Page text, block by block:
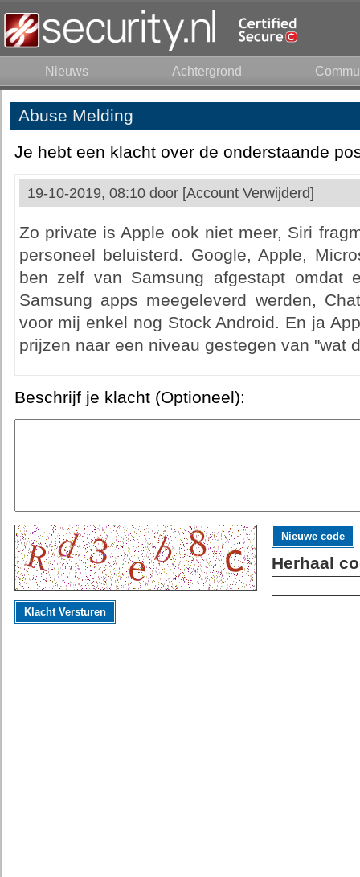
Nieuws Achtergrond
Abuse Melding
Je hebt een klacht over de onderstaande
19-10-2019, 08:10 door [Account Verwijderd]
Zo private is Apple ook niet meer, Siri
personeel beluisterd. Google, Apple,
ben zelf van Samsung afgestapt omdat
Samsung apps meegeleverd werden,
voor mij enkel nog Stock Android. En ja
prijzen naar een niveau gestegen van "wat
Beschrijf je klacht (Optioneel):
Nieuwe code
Herhaal
Klacht Versturen